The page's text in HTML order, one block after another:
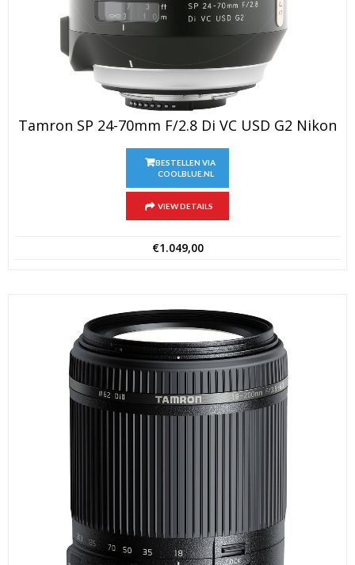
Tamron SP 24-70mm F/2.8 Di VC USD G2 Nikon
BESTELLEN VIA
COOLBLUE.NL
VIEW DETAILS
€1.049,00